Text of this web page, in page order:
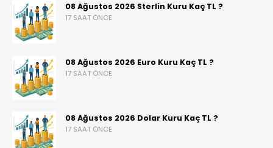
08 Ağustos 2026 Sterlin Kuru Kaç TL ?
17 SAAT ÖNCE
08 Ağustos 2026 Euro Kuru Kaç TL ?
17 SAAT ÖNCE
08 Ağustos 2026 Dolar Kuru Kaç TL ?
17 SAAT ÖNCE